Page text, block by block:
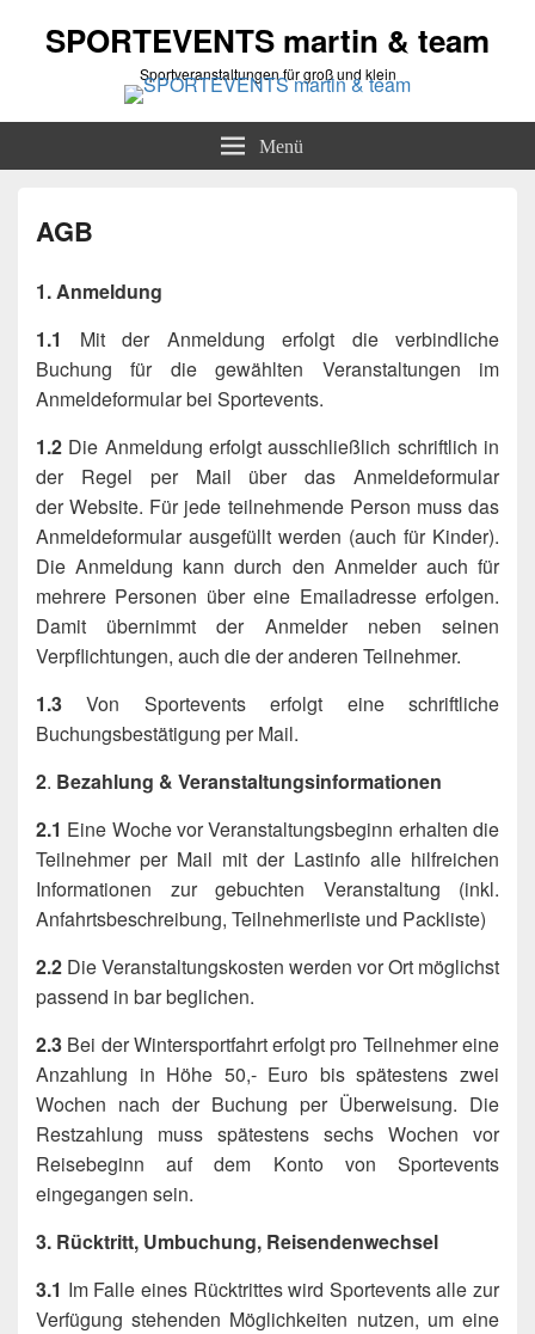
SPORTEVENTS martin & team
Sportveranstaltungen für groß und klein
Menü
AGB
1. Anmeldung
1.1
Mit der Anmeldung erfolgt die verbindliche
Buchung für die gewählten Veranstaltungen im
Anmeldeformular bei Sportevents.
1.2 Die Anmeldung erfolgt ausschließlich schriftlich in
der Regel per Mail über das Anmeldeformular
der Website. Für jede teilnehmende Person muss das
Anmeldeformular ausgefüllt werden (auch für Kinder).
Die Anmeldung kann durch den Anmelder auch für
mehrere Personen über eine Emailadresse erfolgen.
Damit übernimmt der Anmelder neben seinen
Verpflichtungen, auch die der anderen Teilnehmer.
1.3 Von Sportevents erfolgt eine schriftliche
Buchungsbestätigung per Mail.
2. Bezahlung & Veranstaltungsinformationen
2.1 Eine Woche vor Veranstaltungsbeginn erhalten die
Teilnehmer per Mail mit der Lastinfo alle hilfreichen
Informationen zur gebuchten Veranstaltung (inkl.
Anfahrtsbeschreibung, Teilnehmerliste und Packliste)
2.2 Die Veranstaltungskosten werden vor Ort möglichst
passend in bar beglichen.
2.3 Bei der Wintersportfahrt erfolgt pro Teilnehmer eine
Anzahlung in Höhe 50,- Euro bis spätestens zwei
Wochen nach der Buchung per Überweisung. Die
Restzahlung muss spätestens sechs Wochen vor
Reisebeginn auf dem Konto von Sportevents
eingegangen sein.
3. Rücktritt, Umbuchung, Reisendenwechsel
3.1 Im Falle eines Rücktrittes wird Sportevents alle zur
Verfügung stehenden Möglichkeiten nutzen, um eine